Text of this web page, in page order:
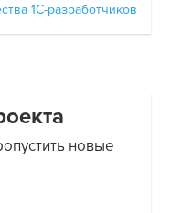
1С-разработчиков
новые